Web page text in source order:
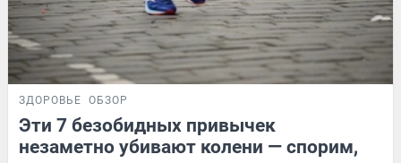
ЗДОРОВЬЕ ОБЗОР
Эти 7 безобидных привычек
незаметно убивают колени — спорим,